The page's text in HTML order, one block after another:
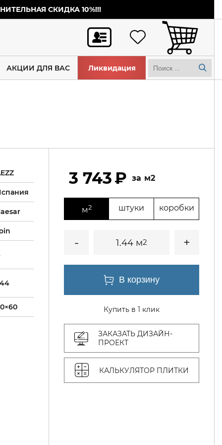
СКИДКА 10%!!!
АКЦИИ ДЛЯ ВАС Ликвидация
3 743 м2
м2 штуки коробки
1.44 м2
Купить в 1 клик
ЗАКАЗАТЬ ДИЗАЙН-
ПРОЕКТ
КАЛЬКУЛЯТОР ПЛИТКИ